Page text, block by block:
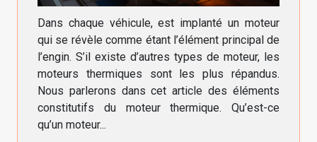
Dans chaque véhicule, est implanté un moteur
qui se révèle comme étant l’élément principal de
l’engin. S’il existe d’autres types de moteur, les
moteurs thermiques sont les plus répandus.
Nous parlerons dans cet article des éléments
constitutifs du moteur thermique. Qu’est-ce
qu’un moteur...